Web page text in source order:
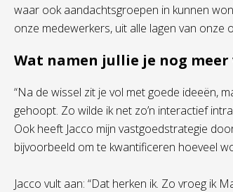
waar ook aandachtsgroepen in kunnen
onze medewerkers, uit alle lagen van onze
Wat namen jullie je nog
“Na de wissel zit je vol met goede ideeën,
gehoopt. Zo wilde ik net zo’n interactief
Ook heeft Jacco mijn vastgoedstrategie
bijvoorbeeld om te kwantificeren hoeveel
Jacco vult aan: “Dat herken ik. Zo vroeg ik